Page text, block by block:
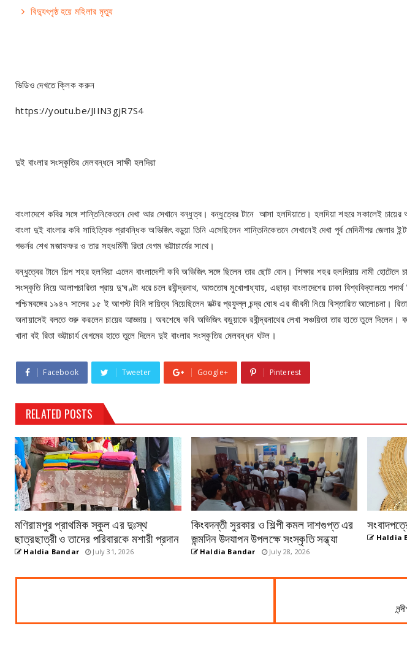
বিদ্যুৎপৃষ্ঠ হয়ে মহিলার মৃত্যু
ভিডিও দেখতে ক্লিক করুন
https://youtu.be/JIIN3gjR7S4
দুই বাংলার সংস্কৃতির মেলবন্ধনে সাক্ষী হলদিয়া
বাংলাদেশে কবির সঙ্গে শান্তিনিকেতনে দেখা আর সেখানে বন্ধুত্ব। বন্ধুত্বের টানে আসা হলদিয়াতে। হলদিয়া শহরে সকালেই চায়ের
বাংলা দুই বাংলার কবি সাহিত্যিক প্রাবন্ধিক অভিজিৎ বড়ুয়া তিনি এসেছিলেন শান্তিনিকেতনে সেখানেই দেখা পূর্ব মেদিনীপর জেলার
গভর্নর শেখ মজাফফর ও তার সহধর্মিনী রিতা বেগম ভট্টাচার্যের সাথে।
বন্ধুত্বের টানে শিল্প শহর হলদিয়া এলেন বাংলাদেশী কবি অভিজিৎ সঙ্গে ছিলেন তার ছোট বোন। শিক্ষার শহর হলদিয়ায় নামী হোটেলে
সংস্কৃতি নিয়ে আলাপচারিতা প্রায় দু'ঘণ্টা ধরে চলে রবীন্দ্রনাথ, আশুতোষ মুখোপাধ্যায়, এছাড়া বাংলাদেশের ঢাকা বিশ্ববিদ্যালয়ে
পশ্চিমবঙ্গের ১৯৪৭ সালের ১৫ ই আগস্ট যিনি দায়িত্ব নিয়েছিলেন ডক্টর প্রফুল্ল চন্দ্র ঘোষ এর জীবনী নিয়ে বিস্তারিত আলোচনা। রিতা
অনায়াসেই বলতে শুরু করলেন চায়ের আড্ডায়। অবশেষে কবি অভিজিৎ বড়ুয়াকে রবীন্দ্রনাথের লেখা সঞ্চয়িতা তার হাতে তুলে দিলেন।
খানা বই রিতা ভট্টাচার্য বেগমের হাতে তুলে দিলেন দুই বাংলার সংস্কৃতির মেলবন্ধন ঘটল।
Facebook Tweeter Google+ Pinterest
RELATED POSTS
মণিরামপুর প্রাথমিক স্কুল এর দুঃস্থ
ছাত্রছাত্রী ও তাদের পরিবারকে মশারী প্রদান
Haldia Bandar July 31, 2026
কিংবদন্তী সুরকার ও শিল্পী কমল দাশগুপ্ত এর
জন্মদিন উদযাপন উপলক্ষে সংস্কৃতি সন্ধ্যা
Haldia Bandar July 28, 2026
Haldia